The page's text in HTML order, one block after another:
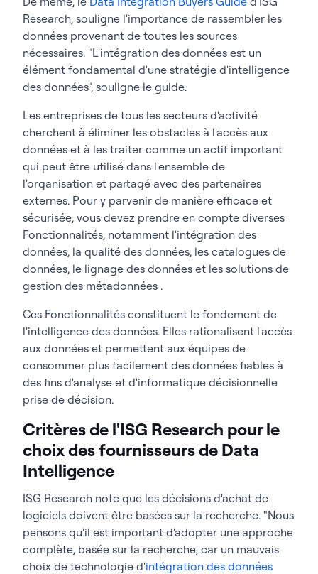
Research, souligne l'importance de rassembler les
données provenant de toutes les sources
nécessaires. "L'intégration des données est un
élément fondamental d'une stratégie d'intelligence
des données", souligne le guide.
Les entreprises de tous les secteurs d'activité
cherchent à éliminer les obstacles à l'accès aux
données et à les traiter comme un actif important
qui peut être utilisé dans l'ensemble de
l'organisation et partagé avec des partenaires
externes. Pour y parvenir de manière efficace et
sécurisée, vous devez prendre en compte diverses
Fonctionnalités, notamment l'intégration des
données, la qualité des données, les catalogues de
données, le lignage des données et les solutions de
gestion des métadonnées .
Ces Fonctionnalités constituent le fondement de
l'intelligence des données. Elles rationalisent l'accès
aux données et permettent aux équipes de
consommer plus facilement des données fiables à
des fins d'analyse et d'informatique décisionnelle
prise de décision.
Critères de l'ISG Research pour le
choix des fournisseurs de Data
Intelligence
ISG Research note que les décisions d'achat de
logiciels doivent être basées sur la recherche. "Nous
pensons qu'il est important d'adopter une approche
complète, basée sur la recherche, car un mauvais
choix de technologie d'intégration des données